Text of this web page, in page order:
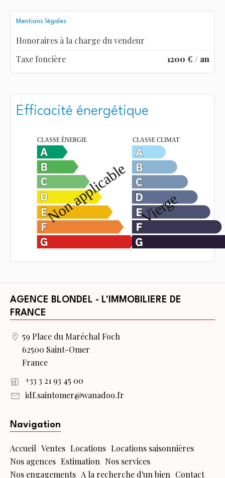
Mentions légales
Honoraires à la charge du vendeur
Taxe foncière
1200 € / an
Efficacité énergétique
AGENCE BLONDEL - L'IMMOBILIERE DE
FRANCE
59 Place du Maréchal Foch
62500 Saint-Omer
France
+33 3 21 93 45 00
idf.saintomer@wanadoo.fr
Navigation
Accueil Ventes Locations Locations saisonnières
Nos agences Estimation Nos services
Nos engagements A la recherche d'un bien Contact